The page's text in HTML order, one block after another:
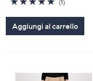
of
5
Stars
(1)
Aggiungi al carrello